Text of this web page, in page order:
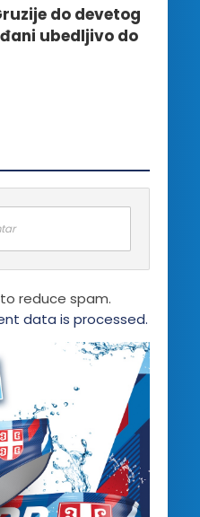
do devetog
ubedljivo do
reduce spam.
data is processed.